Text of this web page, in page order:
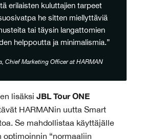
erilaisten kuluttajien tarpeet
he sitten miellyttäviä
tai täysin langattomien
helppoutta ja minimalismia.”
Chief Marketing Officer at HARMAN
lisäksi JBL Tour ONE
HARMANin uutta Smart
Se mahdollistaa käyttäjälle
optimoinnin “normaaliin